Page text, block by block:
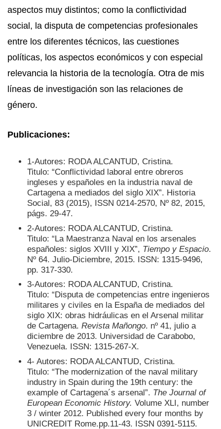
aspectos muy distintos; como la conflictividad
social, la disputa de competencias profesionales
entre los diferentes técnicos, las cuestiones
políticas, los aspectos económicos y con especial
relevancia la historia de la tecnología. Otra de mis
líneas de investigación son las relaciones de
género.
Publicaciones:
1-Autores: RODA ALCANTUD, Cristina.
Titulo: “Conflictividad laboral entre obreros
ingleses y españoles en la industria naval de
Cartagena a mediados del siglo XIX”. Historia
Social, 83 (2015), ISSN 0214-2570, Nº 82, 2015,
págs. 29-47.
2-Autores: RODA ALCANTUD, Cristina.
Titulo: “La Maestranza Naval en los arsenales
españoles: siglos XVIII y XIX”, Tiempo y Espacio.
Nº 64. Julio-Diciembre, 2015. ISSN: 1315-9496,
pp. 317-330.
3-Autores: RODA ALCANTUD, Cristina.
Titulo: “Disputa de competencias entre ingenieros
militares y civiles en la España de mediados del
siglo XIX: obras hidráulicas en el Arsenal militar
de Cartagena. Revista Mañongo. nº 41, julio a
diciembre de 2013. Universidad de Carabobo,
Venezuela. ISSN: 1315-267-X.
4- Autores: RODA ALCANTUD, Cristina.
Titulo: “The modernization of the naval military
industry in Spain during the 19th century: the
example of Cartagena´s arsenal”. The Journal of
European Economic History. Volume XLI, number
3 / winter 2012. Published every four months by
UNICREDIT Rome.pp.11-43. ISSN 0391-5115.